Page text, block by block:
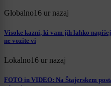
Globalno16 ur nazaj
Visoke kazni, ki vam jih lahko
ne vozite vi
Lokalno16 ur nazaj
FOTO in VIDEO: Na Štajerskem